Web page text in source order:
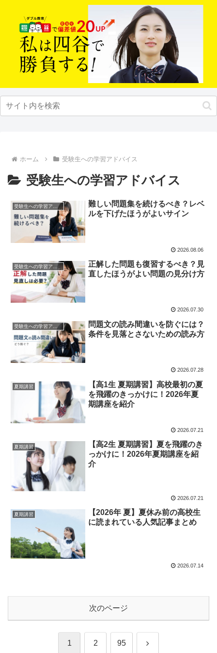
ホーム 受験生への学習アドバイス
受験生への学習アドバイス
難しい問題集を続けるべき？レベ
ルを下げたほうがよいサイン
2026.08.06
正解した問題も復習するべき？見
直したほうがよい問題の見分け方
2026.07.30
受験生への学習アドバイス
問題文の読み間違いを防ぐには？
条件を見落とさないための読み方
2026.07.28
夏期講習
【高1生 夏期講習】高校最初の夏
を飛躍のきっかけに！2026年夏
期講座を紹介
2026.07.21
夏期講習
【高2生 夏期講習】夏を飛躍のき
っかけに！2026年夏期講座を紹
介
2026.07.21
夏期講習
【2026年 夏】夏休み前の高校生
に読まれている人気記事まとめ
2026.07.14
次のページ
1 2 95 次